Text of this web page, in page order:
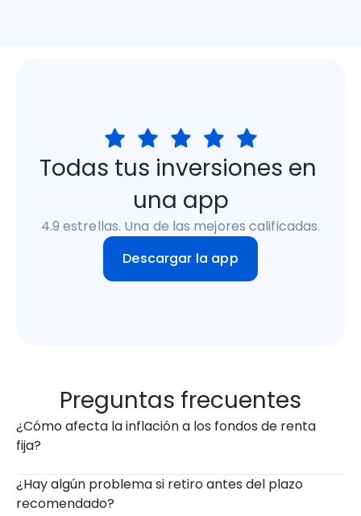
Todas tus inversiones en
una app
4.9 estrellas. Una de las mejores calificadas.
Descargar la app
Preguntas frecuentes
¿Cómo afecta la inflación a los fondos de renta
fija?
¿Hay algún problema si retiro antes del plazo
recomendado?